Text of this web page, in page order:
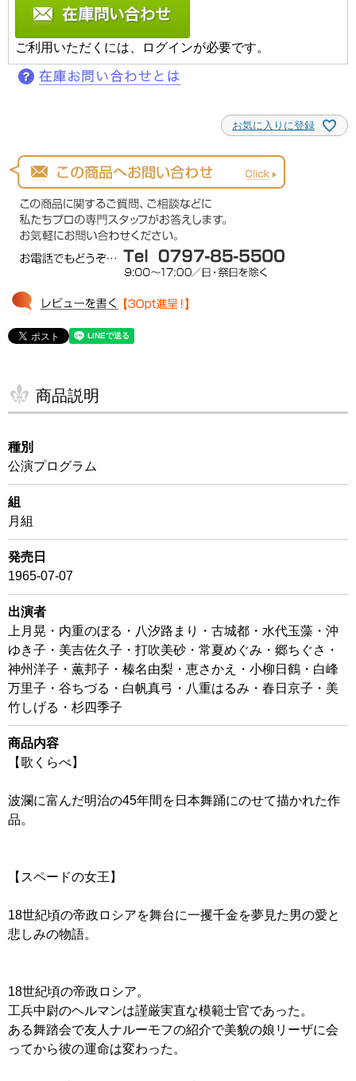
ご利用いただくには、ログインが必要です。
お気に入りに登録
商品説明
種別
公演プログラム
組
月組
発売日
1965-07-07
出演者
上月晃・内重のぼる・八汐路まり・古城都・水代玉藻・沖
ゆき子・美吉佐久子・打吹美砂・常夏めぐみ・郷ちぐさ・
神州洋子・薫邦子・榛名由梨・恵さかえ・小柳日鶴・白峰
万里子・谷ちづる・白帆真弓・八重はるみ・春日京子・美
竹しげる・杉四季子
商品内容
【歌くらべ】
波瀾に富んだ明治の45年間を日本舞踊にのせて描かれた作
品。
【スペードの女王】
18世紀頃の帝政ロシアを舞台に一攫千金を夢見た男の愛と
悲しみの物語。
18世紀頃の帝政ロシア。
工兵中尉のヘルマンは謹厳実直な模範士官であった。
ある舞踏会で友人ナルーモフの紹介で美貌の娘リーザに会
ってから彼の運命は変わった。